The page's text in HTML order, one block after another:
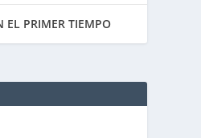
EL PRIMER TIEMPO